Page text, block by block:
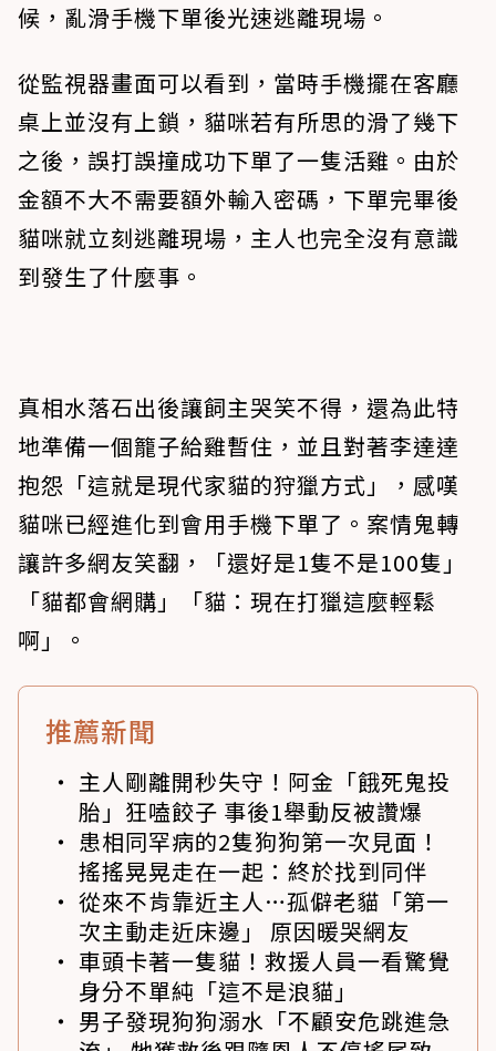
候，亂滑手機下單後光速逃離現場。
從監視器畫面可以看到，當時手機擺在客廳
桌上並沒有上鎖，貓咪若有所思的滑了幾下
之後，誤打誤撞成功下單了一隻活雞。由於
金額不大不需要額外輸入密碼，下單完畢後
貓咪就立刻逃離現場，主人也完全沒有意識
到發生了什麼事。
真相水落石出後讓飼主哭笑不得，還為此特
地準備一個籠子給雞暫住，並且對著李達達
抱怨「這就是現代家貓的狩獵方式」，感嘆
貓咪已經進化到會用手機下單了。案情鬼轉
讓許多網友笑翻，「還好是1隻不是100隻」
「貓都會網購」「貓：現在打獵這麼輕鬆
啊」。
推薦新聞
主人剛離開秒失守！阿金「餓死鬼投
胎」狂嗑餃子 事後1舉動反被讚爆
患相同罕病的2隻狗狗第一次見面！
搖搖晃晃走在一起：終於找到同伴
從來不肯靠近主人…孤僻老貓「第一
次主動走近床邊」 原因暖哭網友
車頭卡著一隻貓！救援人員一看驚覺
身分不單純「這不是浪貓」
男子發現狗狗溺水「不顧安危跳進急